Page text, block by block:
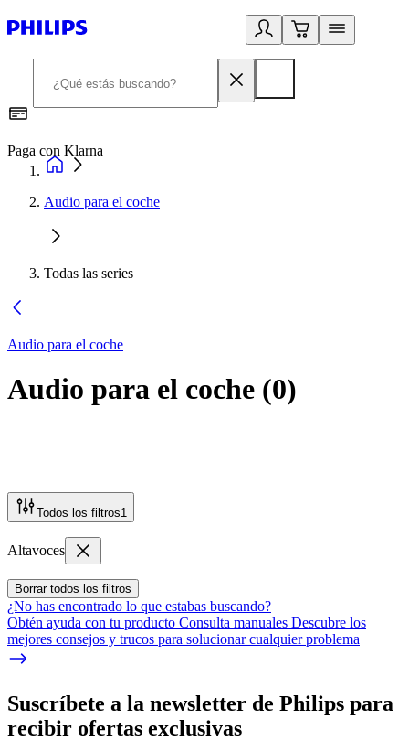
Paga con Klarna
Audio para el coche
Todas las series
Audio para el coche
Audio para el coche (0)
Todos los filtros1
Altavoces
Borrar todos los filtros
¿No has encontrado lo que estabas buscando?
Obtén ayuda con tu producto Consulta manuales Descubre los
mejores consejos y trucos para solucionar cualquier problema
Suscríbete a la newsletter de Philips para
recibir ofertas exclusivas